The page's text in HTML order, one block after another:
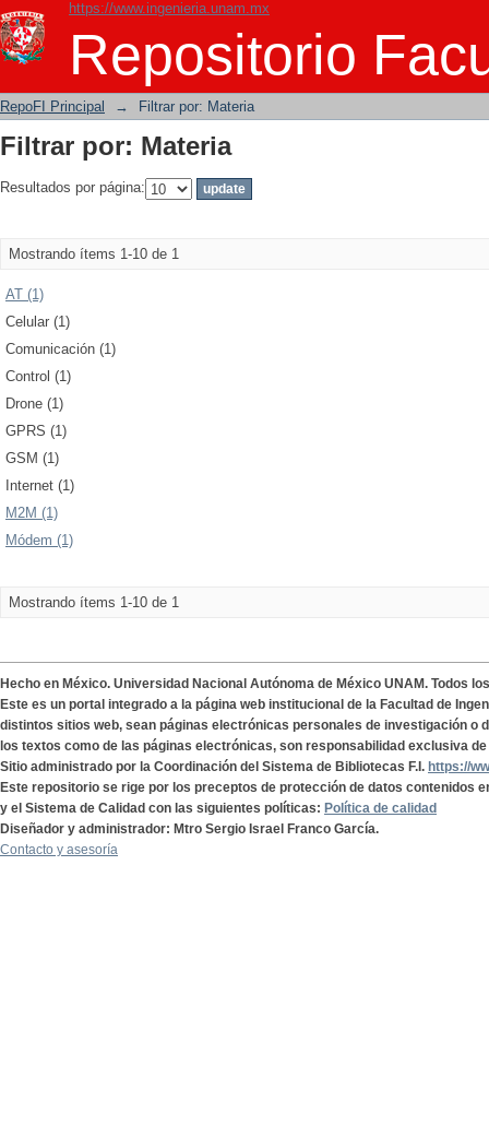
https://www.ingenieria.unam.mx
Repositorio
Filtrar por: Materia
RepoFI Principal → Filtrar por: Materia
Filtrar por: Materia
Resultados por página:
Mostrando ítems 1-10 de 1
AT (1)
Celular (1)
Comunicación (1)
Control (1)
Drone (1)
GPRS (1)
GSM (1)
Internet (1)
M2M (1)
Módem (1)
Mostrando ítems 1-10 de 1
Hecho en México. Universidad Nacional Autónoma de México UNAM. Todos
Este es un portal integrado a la página web institucional de la Facultad de
distintos sitios web, sean páginas electrónicas personales de investigación o
los textos como de las páginas electrónicas, son responsabilidad exclusiva
Sitio administrado por la Coordinación del Sistema de Bibliotecas F.I. https://
Este repositorio se rige por los preceptos de protección de datos contenidos
y el Sistema de Calidad con las siguientes políticas: Política de calidad
Diseñador y administrador: Mtro Sergio Israel Franco García.
Contacto y asesoría